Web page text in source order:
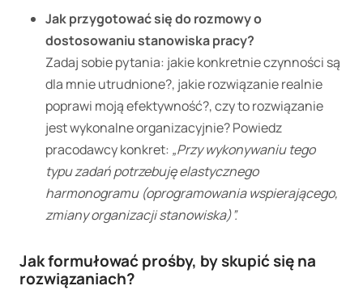
Jak przygotować się do rozmowy o
dostosowaniu stanowiska pracy?
Zadaj sobie pytania: jakie konkretnie czynności są
dla mnie utrudnione?, jakie rozwiązanie realnie
poprawi moją efektywność?, czy to rozwiązanie
jest wykonalne organizacyjnie? Powiedz
pracodawcy konkret: „Przy wykonywaniu tego
typu zadań potrzebuję elastycznego
harmonogramu (oprogramowania wspierającego,
zmiany organizacji stanowiska)”.
Jak formułować prośby, by skupić się na
rozwiązaniach?